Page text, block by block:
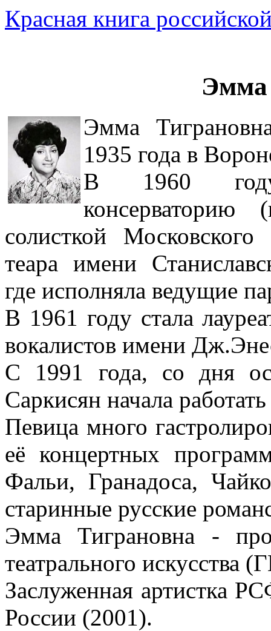
Красная книга
Эмма
Эмма
1935 года в
В 1960 году
солисткой Московского
теара имени
где исполняла ведущие
В 1961 году стала
вокалистов имени
С 1991 года, со дня
Саркисян начала
Певица много
её концертных
Фальи, Гранадоса,
старинные русские
Эмма Тиграновна -
театрального искусства
Заслуженная артистка
России (2001).